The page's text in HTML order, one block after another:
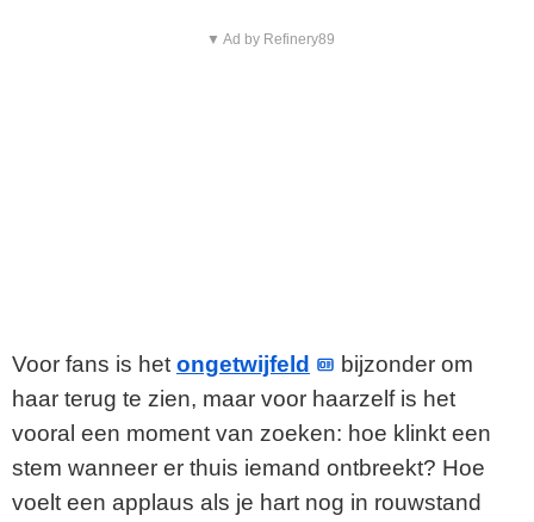
▼ Ad by Refinery89
Voor fans is het ongetwijfeld
bijzonder om
haar terug te zien, maar voor haarzelf is het
vooral een moment van zoeken: hoe klinkt een
stem wanneer er thuis iemand ontbreekt? Hoe
voelt een applaus als je hart nog in rouwstand